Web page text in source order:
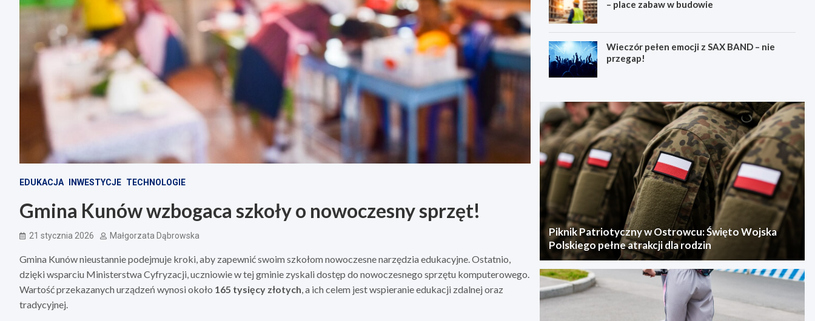
EDUKACJA INWESTYCJE TECHNOLOGIE
Gmina Kunów wzbogaca szkoły o nowoczesny sprzęt!
21 stycznia 2026 Małgorzata Dąbrowska
Gmina Kunów nieustannie podejmuje kroki, aby zapewnić swoim szkołom nowoczesne narzędzia edukacyjne. Ostatnio,
dzięki wsparciu Ministerstwa Cyfryzacji, uczniowie w tej gminie zyskali dostęp do nowoczesnego sprzętu komputerowego.
Wartość przekazanych urządzeń wynosi około 165 tysięcy złotych, a ich celem jest wspieranie edukacji zdalnej oraz
tradycyjnej.
– place zabaw w budowie
Wieczór pełen emocji z SAX BAND – nie
przegap!
Piknik Patriotyczny w Ostrowcu: Święto Wojska
Polskiego pełne atrakcji dla rodzin